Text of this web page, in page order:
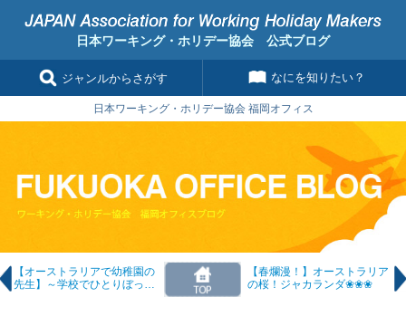
日本ワーキング・ホリデー協会 公式ブログ
ジャンルからさがす なにを知りたい？
日本ワーキング・ホリデー協会 福岡オフィス
【オーストラリアで幼稚園の
先生】～学校でひとりぼっち
【春爛漫！】オーストラリア
の桜！ジャカランダ❀❀❀